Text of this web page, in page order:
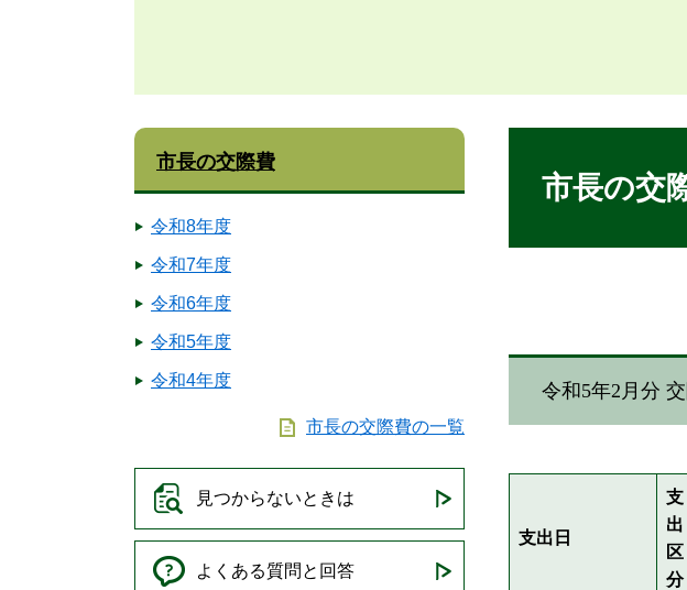
市長の交
令和5年2月分
支出日
支
出
区
分
市長の交際費
令和8年度
令和7年度
令和6年度
令和5年度
令和4年度
市長の交際費の一覧
見つからないときは
よくある質問と回答